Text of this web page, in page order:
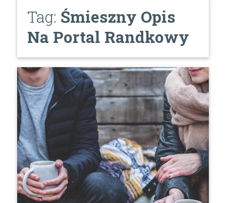
Tag: Śmieszny Opis
Na Portal Randkowy